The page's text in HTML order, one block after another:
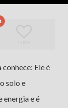
Ele é
solo e
energia e é